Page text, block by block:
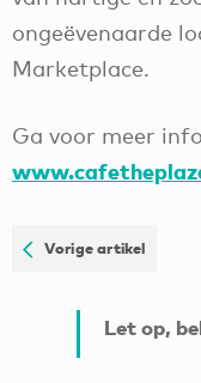
ongeëvenaarde
Marketplace.
Ga voor meer
Vorige artikel
Let op,